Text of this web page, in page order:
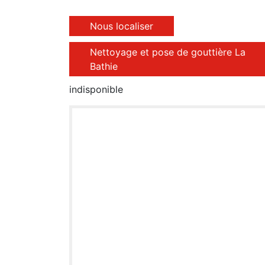
Nous localiser
Nettoyage et pose de gouttière La
Bathie
indisponible